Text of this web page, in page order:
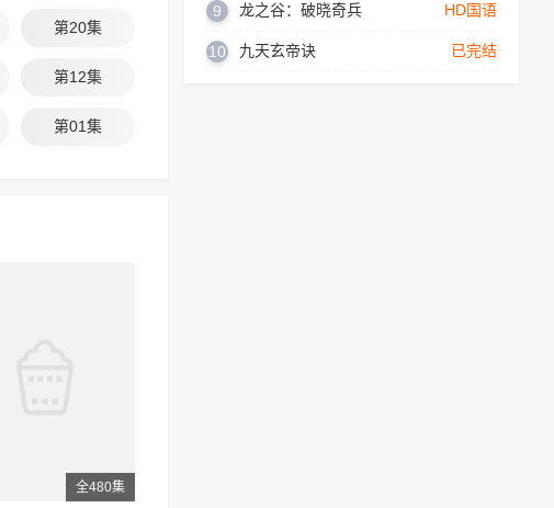
第20集
第12集
第01集
全480集
9 HD国语
龙之谷：破晓奇兵
10 已完结
九天玄帝诀